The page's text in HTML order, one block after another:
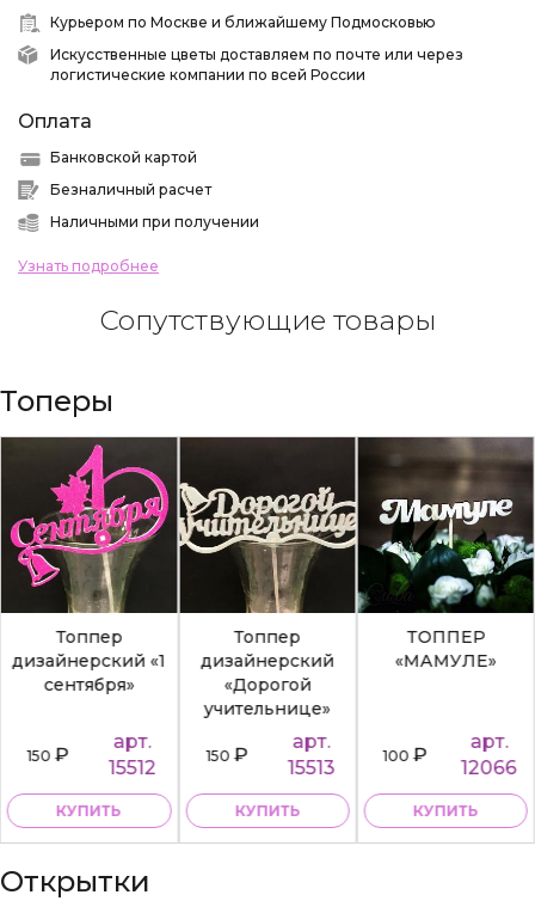
Курьером по Москве и ближайшему Подмосковью
Искусственные цветы доставляем по почте или через
логистические компании по всей России
Оплата
Банковской картой
Безналичный расчет
Наличными при получении
Узнать подробнее
Сопутствующие товары
Топеры
Топпер
дизайнерский «1
сентября»
150₽
арт.
15512
КУПИТЬ
Топпер
дизайнерский
«Дорогой
учительнице»
150₽
арт.
15513
КУПИТЬ
ТОППЕР
«МАМУЛЕ»
100₽
арт.
12066
КУПИТЬ
Открытки